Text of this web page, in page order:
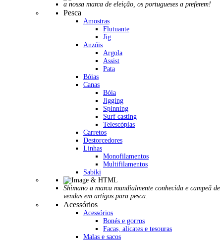
a nossa marca de eleição, os portugueses a preferem!
Pesca
Amostras
Flutuante
Jig
Anzóis
Argola
Assist
Pata
Bóias
Canas
Bóia
Jigging
Spinning
Surf casting
Telescópias
Carretos
Destorcedores
Linhas
Monofilamentos
Multifilamentos
Sabiki
Shimano a marca mundialmente conhecida e campeã de
vendas em artigos para pesca.
Acessórios
Acessórios
Bonés e gorros
Facas, alicates e tesouras
Malas e sacos